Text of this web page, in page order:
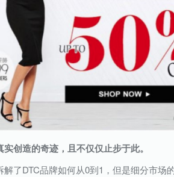
创造的奇迹，且不仅仅止步于此。
解了DTC品牌如何从0到1，但是细分市